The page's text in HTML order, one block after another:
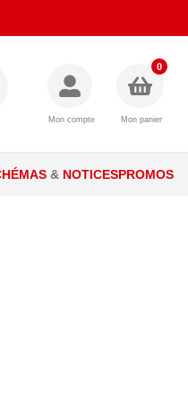
Mon compte Mon panier
0
& NOTICESPROMOS